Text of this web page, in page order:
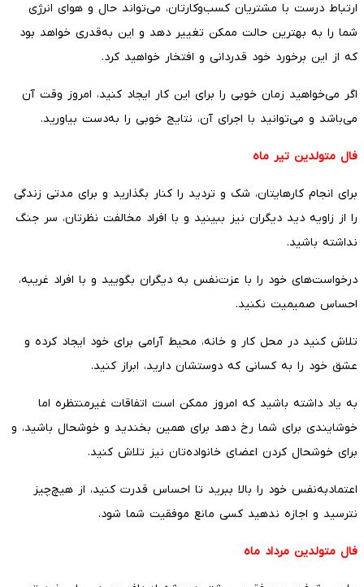
ارتباط درست با مشتریان کسب‌وکارتان، می‌تواند حال و هوای انرژی
شما را به بهترین حالت ممکن تغییر دهد و این به‌قدری خواهد بود
که از این برخورد خود قدردانی و افتخار خواهید کرد.
اگر می‌خواهید زمان خوبی را برای این کار ایجاد کنید، امروز وقت آن
می‌باشد و می‌توانید با اجرای آن، نتایج خوبی را به‌دست بیاورید.
فال متولدین تیر ماه
برای انجام کارهایتان، شک و تردید را کنار بگذارید و برای مدتی زندگی
را از زاویه دید دیگران نیز ببینید و با افراد مخالفت نظرتان، سر جنگ
نداشته باشید.
درخواست‌های خود را با عزت‌نفس به دیگران بگویید و با افراد غریبه،
احساس صمیمیت نکنید.
تلاش کنید در محل کار و خانه، محیط آرامی برای خود ایجاد کرده و
عشق خود را به کسانی که دوستشان دارید، ابراز کنید.
به یاد داشته باشید که امروز ممکن است اتفاقات غیرمنتظره اما
خوشایندی برای شما رخ دهد برای همین بخندید و خوشحال باشید، و
برای خوشحال کردن اعضای خانواده‌تان نیز تلاش کنید.
اعتمادبه‌نفس خود را بالا ببرید تا احساس قدرت کنید، از هیچ‌چیز
نترسید و اجازه ندهید کسی مانع موفقیت شما شود.
فال متولدین مرداد ماه